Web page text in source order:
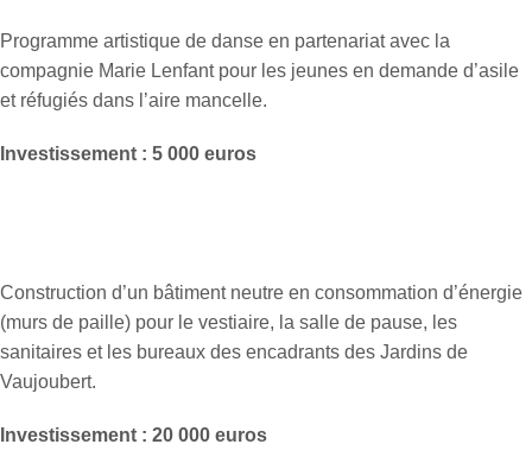
Programme artistique de danse en partenariat avec la
compagnie Marie Lenfant pour les jeunes en demande d’asile
et réfugiés dans l’aire mancelle.
Investissement : 5 000 euros
Construction d’un bâtiment neutre en consommation d’énergie
(murs de paille) pour le vestiaire, la salle de pause, les
sanitaires et les bureaux des encadrants des Jardins de
Vaujoubert.
Investissement : 20 000 euros